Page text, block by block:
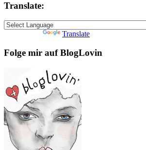
Translate:
Translate
Folge mir auf BlogLovin